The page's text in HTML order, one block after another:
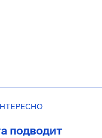
подводит